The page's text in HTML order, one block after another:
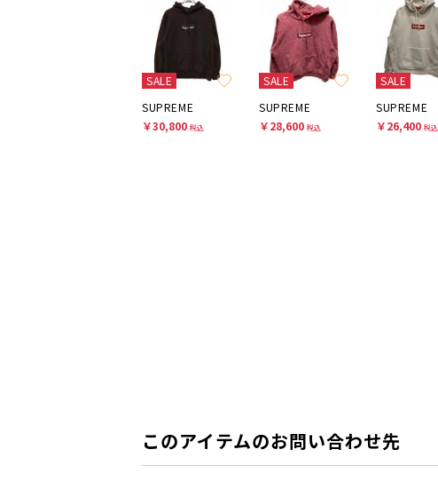
SALE
SUPREME
￥30,800 税込
SALE
SUPREME
￥28,600 税込
SALE
SUPREME
￥26,400 税込
このアイテムのお問い合わせ先